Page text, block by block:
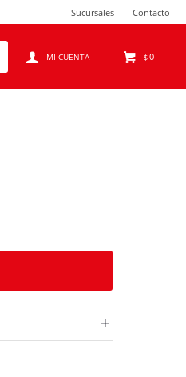
$0
Sucursales Contacto